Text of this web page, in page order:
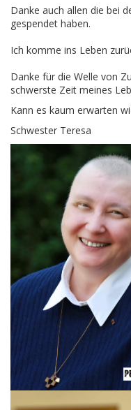
Danke auch allen die bei
gespendet haben.
Ich komme ins Leben
Danke für die Welle von
schwerste Zeit meines
Kann es kaum erwarten
Schwester Teresa